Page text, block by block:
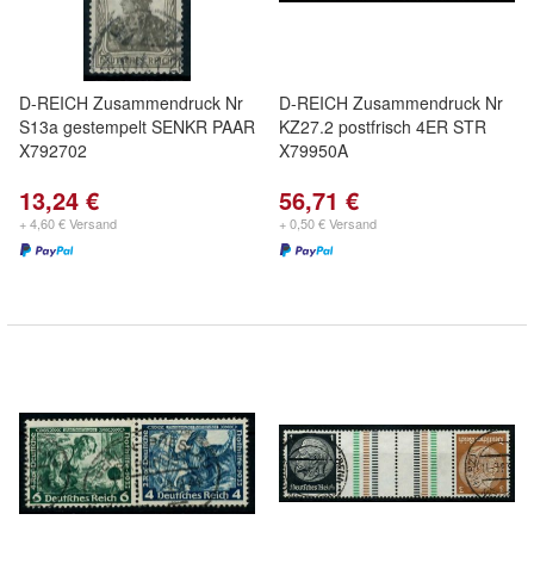
D-REICH Zusammendruck Nr
S13a gestempelt SENKR PAAR
X792702
13,24 €
+ 4,60 € Versand
D-REICH Zusammendruck Nr
KZ27.2 postfrisch 4ER STR
X79950A
56,71 €
+ 0,50 € Versand